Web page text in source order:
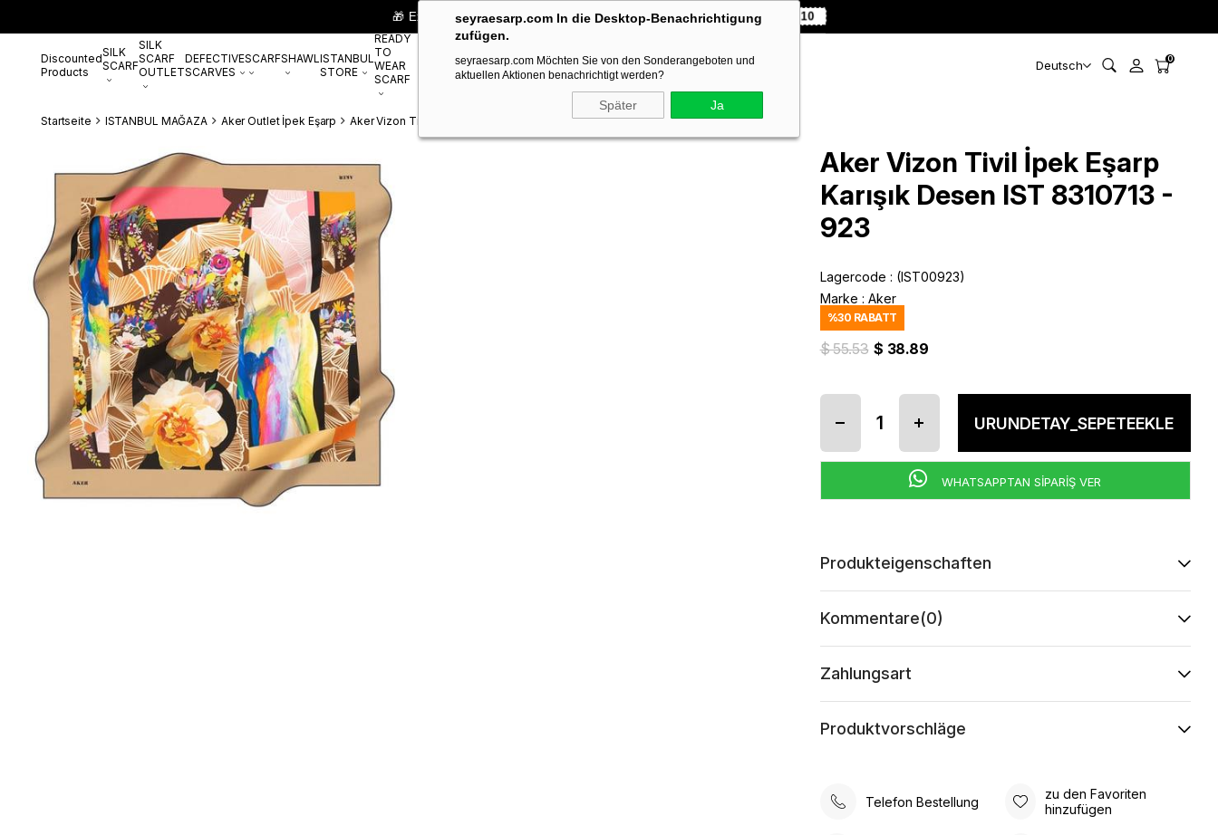
seyraesarp.com In die Desktop-Benachrichtigung
zufügen.
seyraesarp.com Möchten Sie von den Sonderangeboten und
aktuellen Aktionen benachrichtigt werden?
Später Ja
🎁 Exklusiv **10% RABATT** auf Ihre erste Bestellung! CODE:SEYRA10
Discounted
Products
SILK
SCARF
SILK
SCARF
OUTLET
DEFECTIVE
SCARVES
SCARFSHAWLISTANBUL
STORE
READY
TO
WEAR
SCARF
ACCESSORYBRANDS Deutsch 0
Startseite ISTANBUL MAĞAZA Aker Outlet İpek Eşarp Aker Vizon Tivil İpek Eşarp Karışık Desen IST 8310713 - 923
Aker Vizon Tivil İpek Eşarp
Karışık Desen IST 8310713 -
923
Lagercode
(IST00923)
Marke : Aker
%30 RABATT
$ 55.53 $ 38.89
WHATSAPPTAN SİPARİŞ VER
Produkteigenschaften
Kommentare(0)
Zahlungsart
Produktvorschläge
Telefon Bestellung
zu den Favoriten
hinzufügen